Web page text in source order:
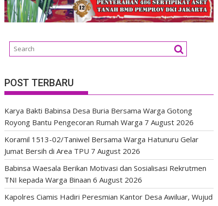
POST TERBARU
Karya Bakti Babinsa Desa Buria Bersama Warga Gotong
Royong Bantu Pengecoran Rumah Warga 7 August 2026
Koramil 1513-02/Taniwel Bersama Warga Hatunuru Gelar
Jumat Bersih di Area TPU 7 August 2026
Babinsa Waesala Berikan Motivasi dan Sosialisasi Rekrutmen
TNI kepada Warga Binaan 6 August 2026
Kapolres Ciamis Hadiri Peresmian Kantor Desa Awiluar, Wujud